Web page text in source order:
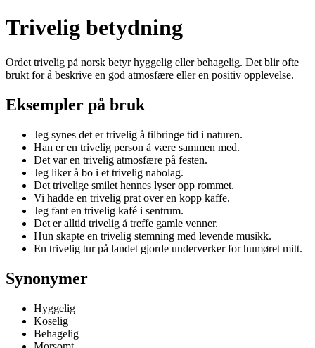
Trivelig betydning
Ordet trivelig på norsk betyr hyggelig eller behagelig. Det blir ofte
brukt for å beskrive en god atmosfære eller en positiv opplevelse.
Eksempler på bruk
Jeg synes det er trivelig å tilbringe tid i naturen.
Han er en trivelig person å være sammen med.
Det var en trivelig atmosfære på festen.
Jeg liker å bo i et trivelig nabolag.
Det trivelige smilet hennes lyser opp rommet.
Vi hadde en trivelig prat over en kopp kaffe.
Jeg fant en trivelig kafé i sentrum.
Det er alltid trivelig å treffe gamle venner.
Hun skapte en trivelig stemning med levende musikk.
En trivelig tur på landet gjorde underverker for humøret mitt.
Synonymer
Hyggelig
Koselig
Behagelig